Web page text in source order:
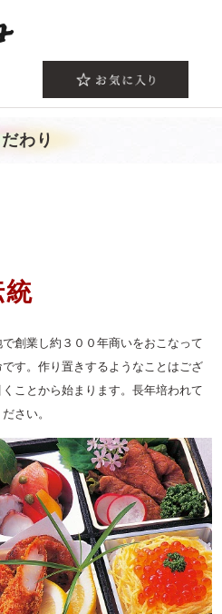
わり
統
創業し約３００年商いをおこなって
す。作り置きするようなことはござ
ことから始まります。長年培われて
さい。